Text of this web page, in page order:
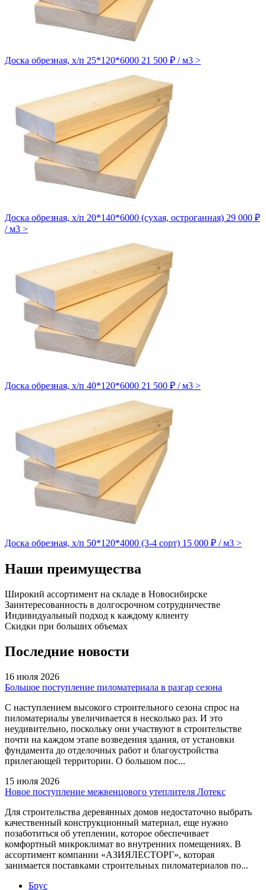
Доска обрезная, х/п 25*120*6000 21 500 ₽ / м3 >
Доска обрезная, х/п 20*140*6000 (сухая, остроганная) 29 000 ₽
/ м3 >
Доска обрезная, х/п 40*120*6000 21 500 ₽ / м3 >
Доска обрезная, х/п 50*120*4000 (3-4 сорт) 15 000 ₽ / м3 >
Наши преимущества
Широкий ассортимент на складе в Новосибирске
Заинтересованность в долгосрочном сотрудничестве
Индивидуальный подход к каждому клиенту
Скидки при больших объемах
Последние новости
16 июля 2026
Большое поступление пиломатериала в разгар сезона
С наступлением высокого строительного сезона спрос на
пиломатериалы увеличивается в несколько раз. И это
неудивительно, поскольку они участвуют в строительстве
почти на каждом этапе возведения здания, от установки
фундамента до отделочных работ и благоустройства
прилегающей территории. О большом пос...
15 июля 2026
Новое поступление межвенцового утеплителя Лотекс
Для строительства деревянных домов недостаточно выбрать
качественный конструкционный материал, еще нужно
позаботиться об утеплении, которое обеспечивает
комфортный микроклимат во внутренних помещениях. В
ассортимент компании «АЗИЯЛЕСТОРГ», которая
занимается поставками строительных пиломатериалов по...
Брус